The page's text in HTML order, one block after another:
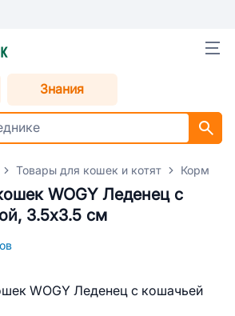
Знания
Товары для кошек и котят Корм
WOGY Леденец с
3.5х3.5 см